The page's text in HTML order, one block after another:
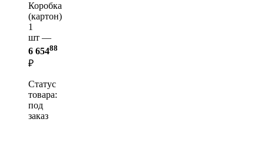
Коробка
(картон)
1
шт —
6 65488
₽
Статус
товара:
под
заказ